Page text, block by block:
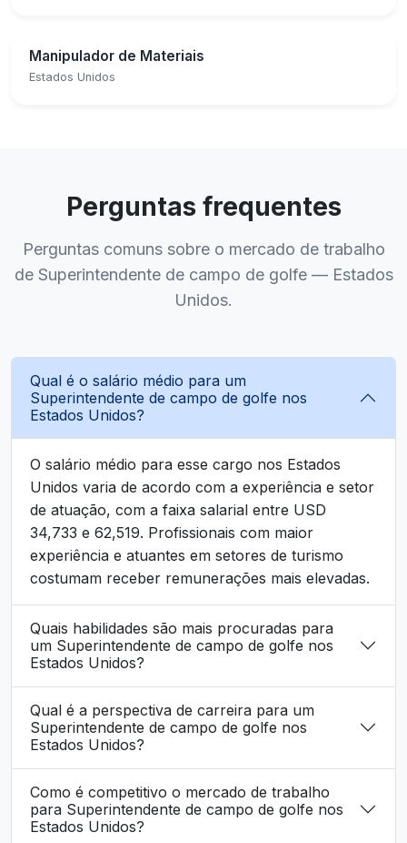
Manipulador de Materiais
Estados Unidos
Perguntas frequentes
Perguntas comuns sobre o mercado de trabalho
de Superintendente de campo de golfe — Estados
Unidos.
Qual é o salário médio para um
Superintendente de campo de golfe nos
Estados Unidos?
O salário médio para esse cargo nos Estados
Unidos varia de acordo com a experiência e setor
de atuação, com a faixa salarial entre USD
34,733 e 62,519. Profissionais com maior
experiência e atuantes em setores de turismo
costumam receber remunerações mais elevadas.
Quais habilidades são mais procuradas para
um Superintendente de campo de golfe nos
Estados Unidos?
Qual é a perspectiva de carreira para um
Superintendente de campo de golfe nos
Estados Unidos?
Como é competitivo o mercado de trabalho
para Superintendente de campo de golfe nos
Estados Unidos?